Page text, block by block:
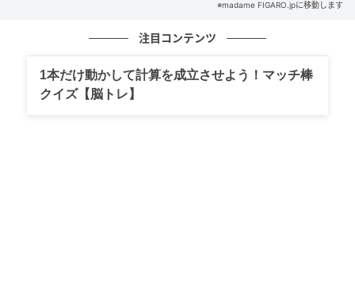
※madame FIGARO.jpに移動します
注目コンテンツ
1本だけ動かして計算を成立させよう！マッチ棒
クイズ【脳トレ】